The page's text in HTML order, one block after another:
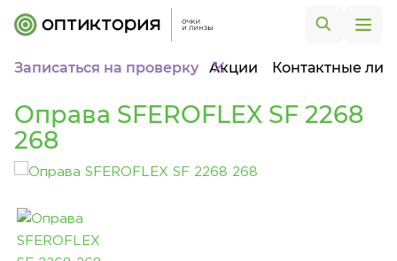
Записаться на проверку Акции Контактные
Оправа SFEROFLEX SF 2268
268